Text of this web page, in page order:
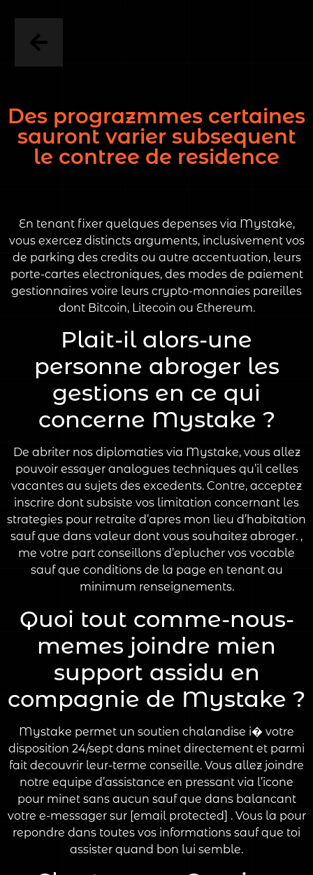
Des prograzmmes certaines
sauront varier subsequent
le contree de residence
En tenant fixer quelques depenses via Mystake,
vous exercez distincts arguments, inclusivement vos
de parking des credits ou autre accentuation, leurs
porte-cartes electroniques, des modes de paiement
gestionnaires voire leurs crypto-monnaies pareilles
dont Bitcoin, Litecoin ou Ethereum.
Plait-il alors-une
personne abroger les
gestions en ce qui
concerne Mystake ?
De abriter nos diplomaties via Mystake, vous allez
pouvoir essayer analogues techniques qu’il celles
vacantes au sujets des excedents. Contre, acceptez
inscrire dont subsiste vos limitation concernant les
strategies pour retraite d’apres mon lieu d’habitation
sauf que dans valeur dont vous souhaitez abroger. ,
me votre part conseillons d’eplucher vos vocable
sauf que conditions de la page en tenant au
minimum renseignements.
Quoi tout comme-nous-
memes joindre mien
support assidu en
compagnie de Mystake ?
Mystake permet un soutien chalandise i� votre
disposition 24/sept dans minet directement et parmi
fait decouvrir leur-terme conseille. Vous allez joindre
notre equipe d’assistance en pressant via l’icone
pour minet sans aucun sauf que dans balancant
votre e-messager sur [email protected] . Vous la pour
repondre dans toutes vos informations sauf que toi
assister quand bon lui semble.